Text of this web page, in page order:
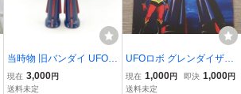
当時物 旧バンダイ UFOロ
ボ グレンダイザー ゼンマ
イ不良 レトロ
現在 3,000円
送料未定
UFOロボ グレンダイザ
ー メタルサイン ブリ
キ看板6941
現在 1,000円 即決 1,000円
送料未定